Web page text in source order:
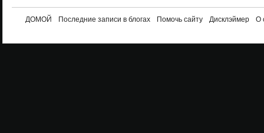
ДОМОЙ Последние записи в блогах Помочь сайту Дисклэймер О